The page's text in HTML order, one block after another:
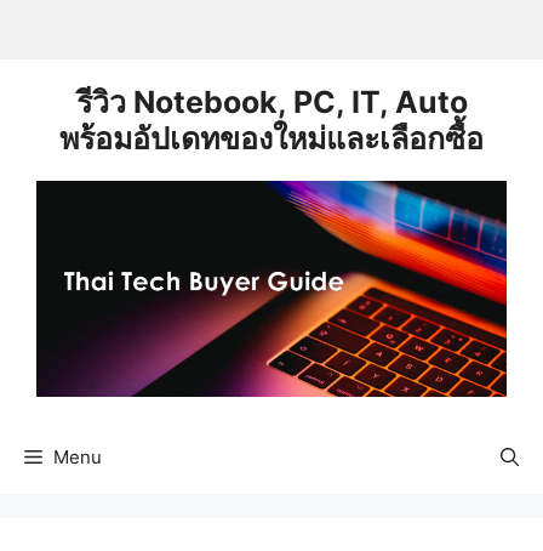
รีวิว Notebook, PC, IT, Auto
พร้อมอัปเดทของใหม่และเลือกซื้อ
Menu